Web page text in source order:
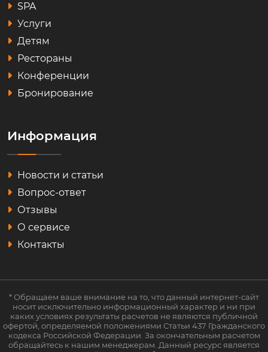
SPA
Услуги
Детям
Рестораны
Конференции
Бронирование
Информация
Новости и статьи
Вопрос-ответ
Отзывы
О сервисе
Контакты
* Обращаем ваше внимание на то, что данный интернет-сайт
носит исключительно информационный характер и ни при
каких условиях результаты расчетов не являются публичной
офертой, определяемой положениями Статьи 437 Гражданского
кодекса Российской Федерации. За окончательным расчетом
обращайтесь к нашим менеджерам. Данный ресурс является